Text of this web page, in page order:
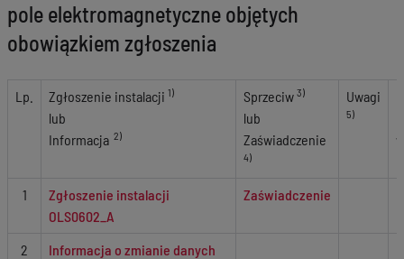
pole elektromagnetyczne objętych
obowiązkiem zgłoszenia
Lp. Zgłoszenie instalacji 1)
lub
Informacja 2)
Sprzeciw 3)
lub
Zaświadczenie
4)
Uwagi
5)
1
Zgłoszenie instalacji
OLS0602_A
Zaświadczenie
2
Informacja o zmianie danych